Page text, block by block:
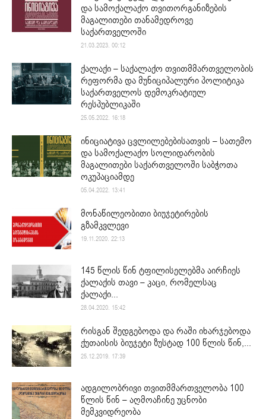
და სამოქალაქო თვითორგანიზების
მაგალითები თანამედროვე
საქართველოში
21.03.2023. 00:12
ქალაქი – საქალაქო თვითმმართველობის
რეფორმა და მუნიციპალური პოლიტიკა
საქართველოს დემოკრატიულ
რესპუბლიკაში
25.05.2022. 16:18
ინიციატივა ცვლილებებისათვის – სათემო
და სამოქალაქო სოლიდარობის
მაგალითები საქართველოში საბჭოთა
ოკუპაციამდე
05.04.2022. 13:41
მონაწილეობითი ბიუჯეტირების
გზამკვლევი
19.11.2020. 22:13
145 წლის წინ ტფილისელებმა აირჩიეს
ქალაქის თავი – კაცი, რომელსაც
ქალაქი...
28.04.2020. 15:42
რისგან შედგებოდა და რაში იხარჯებოდა
ქუთაისის ბიუჯეტი ზუსტად 100 წლის წინ,...
25.12.2019. 17:39
ადგილობრივი თვითმმართველობა 100
წლის წინ – აღმოაჩინე უცნობი
მემკვიდრეობა